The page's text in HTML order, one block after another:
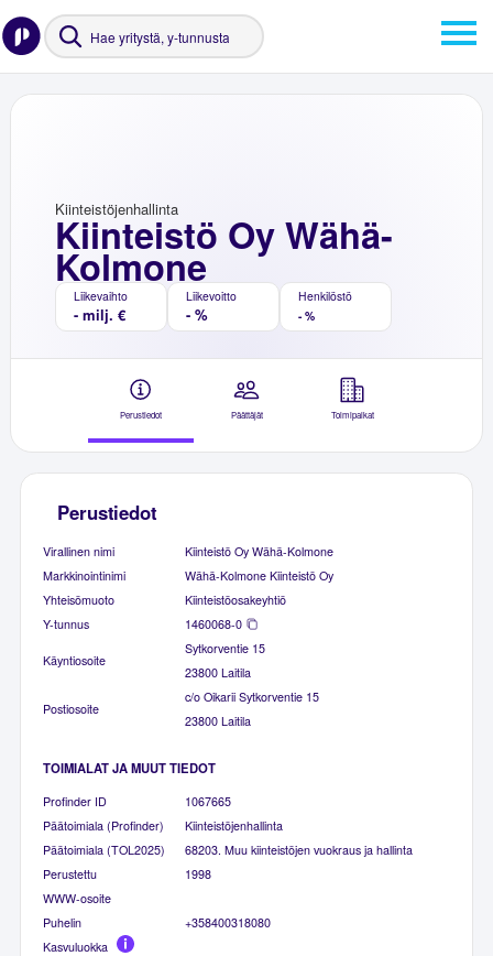
Kiinteistö Oy Wähä-
Kolmone
Kiinteistöjenhallinta
Liikevaihto
- milj. €
Liikevoitto
- %
Henkilöstö
- %
Perustiedot Päättäjät Toimipaikat
Perustiedot
Virallinen nimi
Kiinteistö Oy Wähä-Kolmone
Markkinointinimi
Wähä-Kolmone Kiinteistö Oy
Yhteisömuoto
Kiinteistöosakeyhtiö
Y-tunnus
1460068-0
Käyntiosoite
Sytkorventie 15
23800 Laitila
Postiosoite
c/o Oikarii Sytkorventie 15
23800 Laitila
TOIMIALAT JA MUUT TIEDOT
Profinder ID
1067665
Päätoimiala (Profinder)
Kiinteistöjenhallinta
Päätoimiala (TOL2025)
68203. Muu kiinteistöjen vuokraus ja hallinta
Perustettu
1998
WWW-osoite
Puhelin
+358400318080
Kasvuluokka